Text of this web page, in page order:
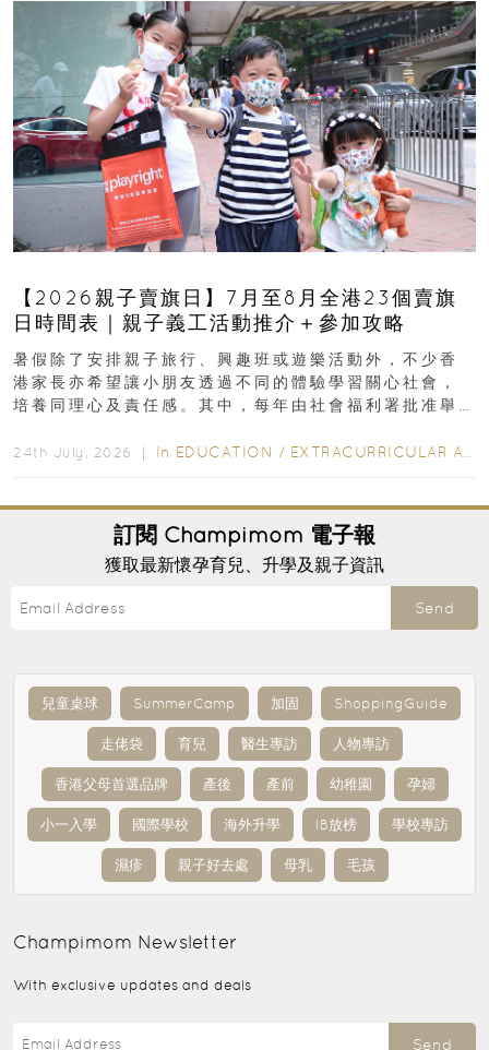
【2026親子賣旗日】7月至8月全港23個賣旗
日時間表｜親子義工活動推介＋參加攻略
暑假除了安排親子旅行、興趣班或遊樂活動外，不少香
港家長亦希望讓小朋友透過不同的體驗學習關心社會，
培養同理心及責任感。其中，每年由社會福利署批准舉
24th July, 2026 ｜ In EDUCATION / EXTRACURRICULAR ACTIVITIES
訂閱 Champimom 電子報
獲取最新懷孕育兒、升學及親子資訊
Send
兒童桌球 SummerCamp 加固 ShoppingGuide
走佬袋 育兒 醫生專訪 人物專訪
香港父母首選品牌 產後 產前 幼稚園 孕婦
小一入學 國際學校 海外升學 IB放榜 學校專訪
濕疹 親子好去處 母乳 毛孩
Champimom Newsletter
With exclusive updates and deals
Send